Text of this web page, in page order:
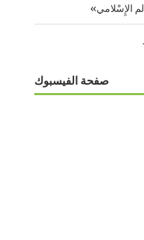
الإِسْلامي»
صفحة الفيسبوك